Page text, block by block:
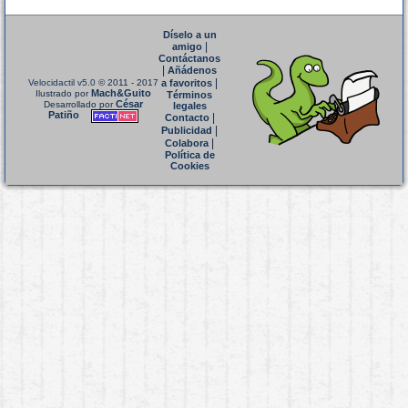
Velocidactil v5.0 © 2011 - 2017
Ilustrado porMach&Guito
Desarrollado porCésar
Patiño
Díselo a un
amigo|
Contáctanos
Añádenos
a favoritos
Términos
legales
Contacto|
Publicidad
Colabora|
Política de
Cookies